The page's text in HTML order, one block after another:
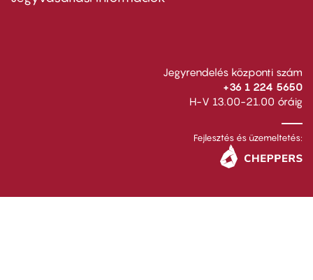
Jegyrendelés központi szám
+36 1 224 5650
H-V 13.00-21.00 óráig
Fejlesztés és üzemeltetés: